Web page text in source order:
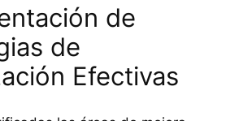
de
de
Efectivas